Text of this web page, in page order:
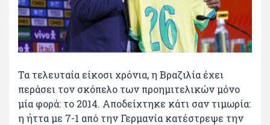
Τα τελευταία είκοσι χρόνια, η Βραζιλία έχει
περάσει τον σκόπελο των προημιτελικών μόνο
μία φορά: το 2014. Αποδείχτηκε κάτι σαν τιμωρία:
η ήττα με 7-1 από την Γερμανία κατέστρεψε την